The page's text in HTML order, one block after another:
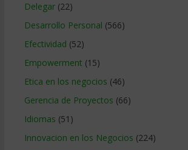
Delegar(22)
Desarrollo Personal (566)
Efectividad (52)
Empowerment (15)
Etica en los negocios (46)
Gerencia de Proyectos (66)
Idiomas (51)
Innovacion en los Negocios (224)